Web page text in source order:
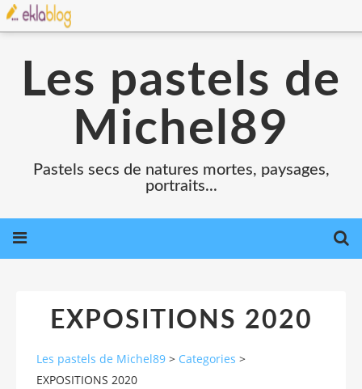
Les pastels de
Michel89
Pastels secs de natures mortes, paysages,
portraits...
EXPOSITIONS 2020
Les pastels de Michel89 > Categories >
EXPOSITIONS 2020